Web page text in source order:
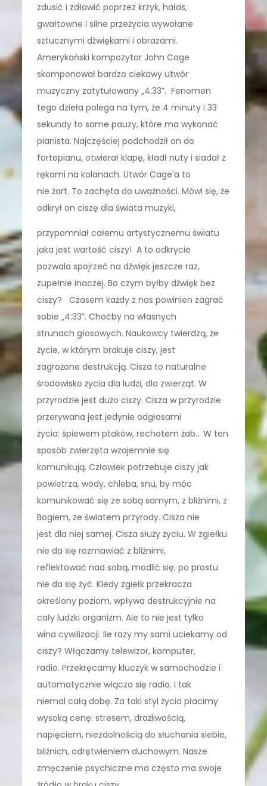
zdusić i zdławić poprzez krzyk, hałas,
gwałtowne i silne przeżycia wywołane
sztucznymi dźwiękami i obrazami.
Amerykański kompozytor John Cage
skomponował bardzo ciekawy utwór
muzyczny zatytułowany „4:33”. Fenomen
tego dzieła polega na tym, że 4 minuty i 33
sekundy to same pauzy, które ma wykonać
pianista. Najczęściej podchodził on do
fortepianu, otwierał klapę, kładł nuty i siadał z
rękami na kolanach. Utwór Cage’a to
nie żart. To zachęta do uważności. Mówi się, że
odkrył on ciszę dla świata muzyki,
przypomniał całemu artystycznemu światu
jaka jest wartość ciszy! A to odkrycie
pozwala spojrzeć na dźwięk jeszcze raz,
zupełnie inaczej. Bo czym byłby dźwięk bez
ciszy? Czasem każdy z nas powinien zagrać
sobie „4:33”. Choćby na własnych
strunach głosowych. Naukowcy twierdzą, że
życie, w którym brakuje ciszy, jest
zagrożone destrukcją. Cisza to naturalne
środowisko życia dla ludzi, dla zwierząt. W
przyrodzie jest dużo ciszy. Cisza w przyrodzie
przerywana jest jedynie odgłosami
życia: śpiewem ptaków, rechotem żab… W ten
sposób zwierzęta wzajemnie się
komunikują. Człowiek potrzebuje ciszy jak
powietrza, wody, chleba, snu, by móc
komunikować się ze sobą samym, z bliźnimi, z
Bogiem, ze światem przyrody. Cisza nie
jest dla niej samej. Cisza służy życiu. W zgiełku
nie da się rozmawiać z bliźnimi,
reflektować nad sobą, modlić się; po prostu
nie da się żyć. Kiedy zgiełk przekracza
określony poziom, wpływa destrukcyjnie na
cały ludzki organizm. Ale to nie jest tylko
wina cywilizacji. Ile razy my sami uciekamy od
ciszy? Włączamy telewizor, komputer,
radio. Przekręcamy kluczyk w samochodzie i
automatycznie włącza się radio. I tak
niemal całą dobę. Za taki styl życia płacimy
wysoką cenę: stresem, drażliwością,
napięciem, niezdolnością do słuchania siebie,
bliźnich, odrętwieniem duchowym. Nasze
zmęczenie psychiczne ma często ma swoje